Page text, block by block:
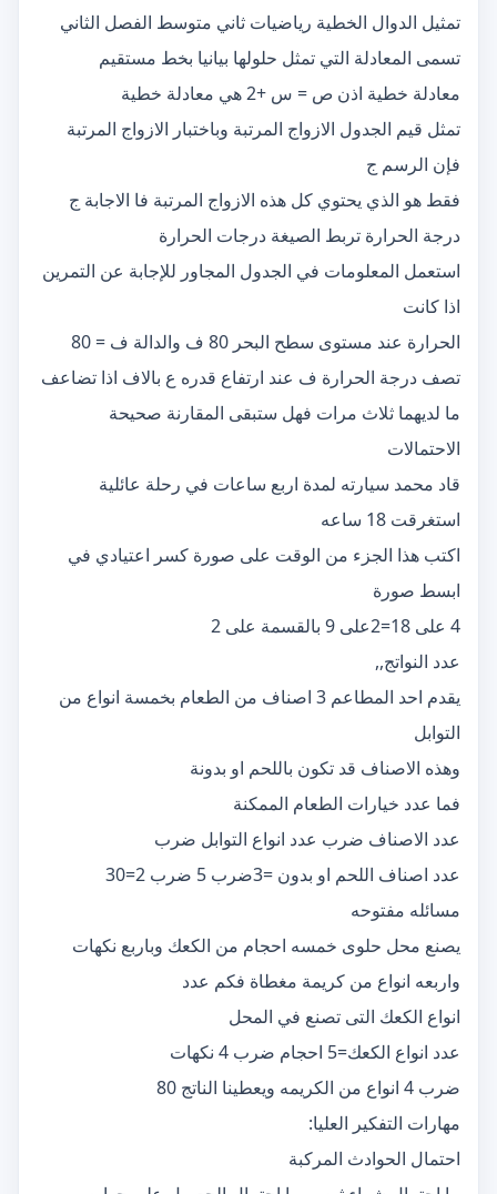
تمثيل الدوال الخطية رياضيات ثاني متوسط الفصل الثاني
تسمى المعادلة التي تمثل حلولها بيانيا بخط مستقيم
معادلة خطية اذن ص = س +2 هي معادلة خطية
تمثل قيم الجدول الازواج المرتبة وباختبار الازواج المرتبة
فإن الرسم ج
فقط هو الذي يحتوي كل هذه الازواج المرتبة فا الاجابة ج
درجة الحرارة تربط الصيغة درجات الحرارة
استعمل المعلومات في الجدول المجاور للإجابة عن التمرين
اذا كانت
الحرارة عند مستوى سطح البحر 80 ف والدالة ف = 80
تصف درجة الحرارة ف عند ارتفاع قدره ع بالاف اذا تضاعف
ما لديهما ثلاث مرات فهل ستبقى المقارنة صحيحة
الاحتمالات
قاد محمد سيارته لمدة اربع ساعات في رحلة عائلية
استغرقت 18 ساعه
اكتب هذا الجزء من الوقت على صورة كسر اعتيادي في
ابسط صورة
4 على 18=2على 9 بالقسمة على 2
عدد النواتج,,
يقدم احد المطاعم 3 اصناف من الطعام بخمسة انواع من
التوابل
وهذه الاصناف قد تكون باللحم او بدونة
فما عدد خيارات الطعام الممكنة
عدد الاصناف ضرب عدد انواع التوابل ضرب
عدد اصناف اللحم او بدون =3ضرب 5 ضرب 2=30
مسائله مفتوحه
يصنع محل حلوى خمسه احجام من الكعك وباربع نكهات
واربعه انواع من كريمة مغطاة فكم عدد
انواع الكعك التى تصنع في المحل
عدد انواع الكعك=5 احجام ضرب 4 نكهات
ضرب 4 انواع من الكريمه ويعطينا الناتج 80
مهارات التفكير العليا:
احتمال الحوادث المركبة